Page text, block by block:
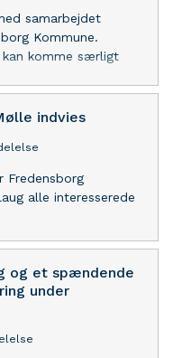
samarbejdet
Kommune.
kan komme særligt
indvies
Fredensborg
alle interesserede
og et spændende
under